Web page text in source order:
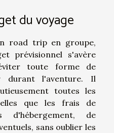
du voyage
road trip en groupe,
prévisionnel s'avère
toute forme de
durant l'aventure. Il
toutes les
que les frais de
d'hébergement, de
sans oublier les